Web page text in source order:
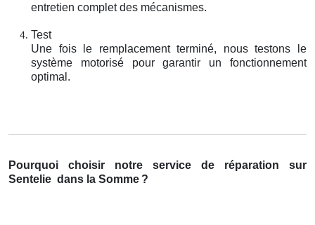
entretien complet des mécanismes.
Test
Une fois le remplacement terminé, nous testons le
système motorisé pour garantir un fonctionnement
optimal.
Pourquoi choisir notre service de réparation sur
Sentelie dans la Somme ?